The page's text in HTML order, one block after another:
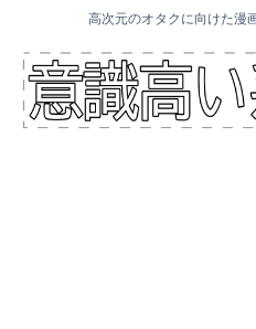
高次元のオタクに向けた漫